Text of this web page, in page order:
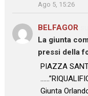
Ago 5, 15:26
BELFAGOR
La giunta
pressi della
: “
PIAZZA
Giunta